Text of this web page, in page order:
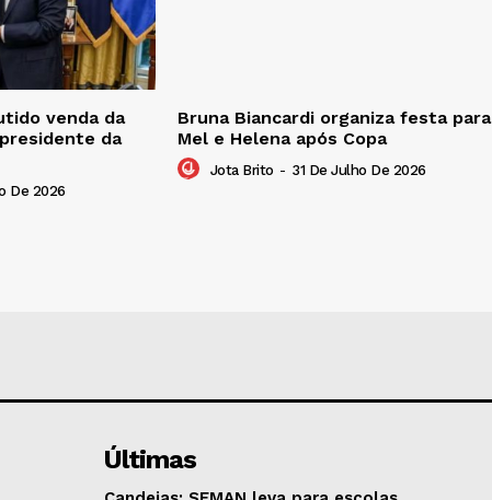
venda da
da
De 2026
Bruna Biancardi organiza festa para
Mel e Helena após Copa
Jota Brito - 31 De Julho De 2026
Últimas